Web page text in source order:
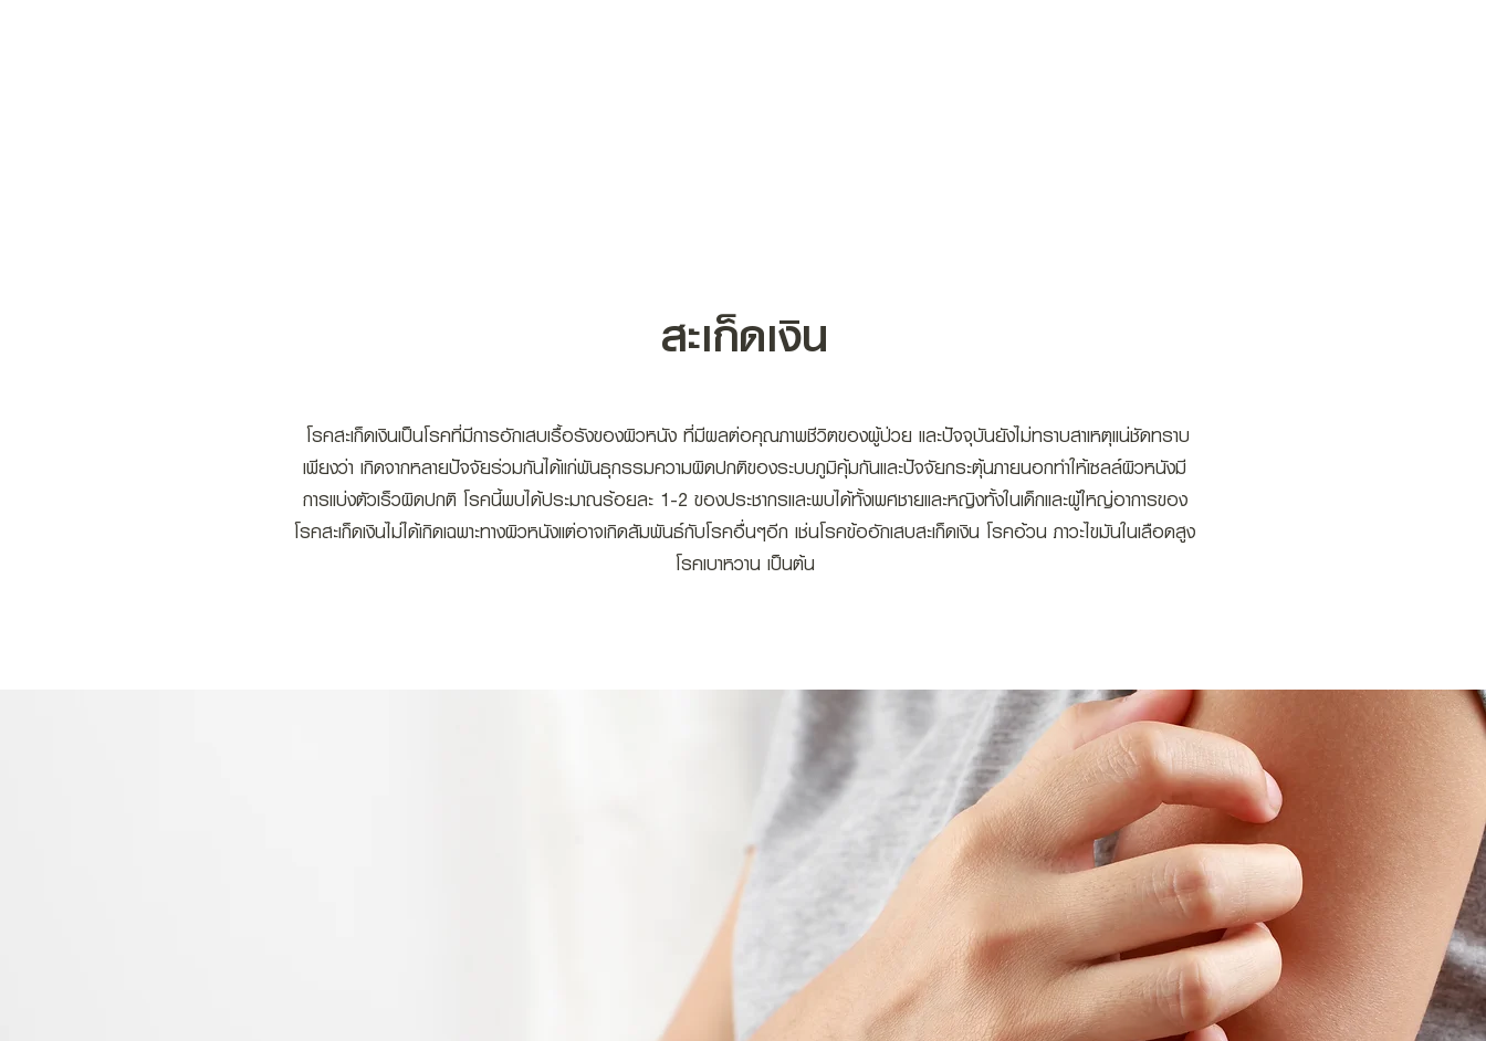
สะเก็ดเงิน
โรคสะเก็ดเงินเป็นโรคที่มีการอักเสบเรื้อรังของผิวหนัง ที่มีผลต่อคุณภาพชีวิตของผู้ป่วย และปัจจุบันยังไม่ทราบสาเหตุแน่ชัดทราบ
เพียงว่า เกิดจากหลายปัจจัยร่วมกันได้แก่พันธุกรรมความผิดปกติของระบบภูมิคุ้มกันและปัจจัยกระตุ้นภายนอกทำให้เซลล์ผิวหนังมี
การแบ่งตัวเร็วผิดปกติ โรคนี้พบได้ประมาณร้อยละ 1-2 ของประชากรและพบได้ทั้งเพศชายและหญิงทั้งในเด็กและผู้ใหญ่อาการของ
โรคสะเก็ดเงินไม่ได้เกิดเฉพาะทางผิวหนังแต่อาจเกิดสัมพันธ์กับโรคอื่นๆอีก เช่นโรคข้ออักเสบสะเก็ดเงิน โรคอ้วน ภาวะไขมันในเลือดสูง
โรคเบาหวาน เป็นต้น​